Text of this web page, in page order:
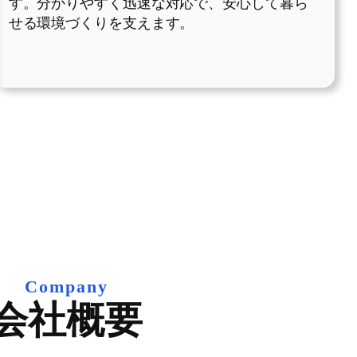
せる環境づくりを支えます。
Company
社概要